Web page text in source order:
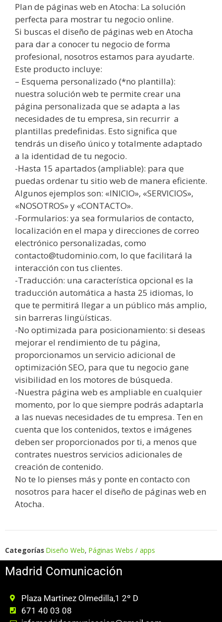
Plan de páginas web en Atocha: La solución
perfecta para mostrar tu negocio online.
Si buscas el diseño de páginas web en Atocha
para dar a conocer tu negocio de forma
profesional, nosotros estamos para ayudarte.
Este producto incluye:
– Esquema personalizado (*no plantilla):
nuestra solución web te permite crear una
página personalizada que se adapta a las
necesidades de tu empresa, sin recurrir a
plantillas predefinidas. Esto significa que
tendrás un diseño único y totalmente adaptado
a la identidad de tu negocio.
-Hasta 15 apartados (ampliable): para que
puedas ordenar tu sitio web de manera eficiente.
Algunos ejemplos son: «INICIO», «SERVICIOS»,
«NOSOTROS» y «CONTACTO».
-Formularios: ya sea formularios de contacto,
localización en el mapa y direcciones de correo
electrónico personalizadas, como
contacto@tudominio.com, lo que facilitará la
interacción con tus clientes.
-Traducción: una característica opcional es la
traducción automática a hasta 25 idiomas, lo
que te permitirá llegar a un público más amplio,
sin barreras lingüísticas.
-No optimizada para posicionamiento: si deseas
mejorar el rendimiento de tu página,
proporcionamos un servicio adicional de
optimización SEO, para que tu negocio gane
visibilidad en los motores de búsqueda.
-Nuestra página web es ampliable en cualquier
momento, por lo que siempre podrás adaptarla
a las nuevas necesidades de tu empresa. Ten en
cuenta que los contenidos, textos e imágenes
deben ser proporcionados por ti, a menos que
contrates nuestros servicios adicionales de
creación de contenido.
No te lo pienses más y ponte en contacto con
nosotros para hacer el diseño de páginas web en
Atocha.
Categorías Diseño Web, Páginas Webs / apps
Madrid Comunicación
Plaza Martinez Olmedilla,1 2º D
671 40 03 08